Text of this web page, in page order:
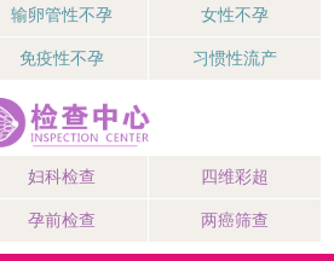
输卵管性不孕 女性不孕
免疫性不孕 习惯性流产
妇科检查 四维彩超
孕前检查 两癌筛查